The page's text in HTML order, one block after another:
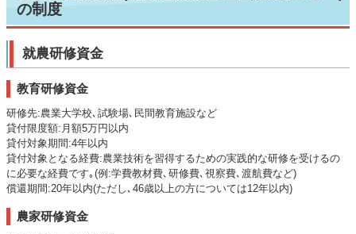
の制度
就農研修資金
教育研修資金
研修先:農業大学校､試験場､民間教育施設など
貸付限度額:月額5万円以内
貸付対象期間:4年以内
貸付対象となる経費:農業技術を習得するための実践的な研修を受けるの
に必要な経費です｡(例:学費教材費､研修費､視察費､渡航費など)
償還期間:20年以内(ただし､46歳以上の方については12年以内)
農家研修資金